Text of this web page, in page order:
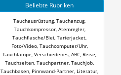
Beliebte Rubriken
Tauchausrüstung, Tauchanzug,
Tauchkompressor, Atemregler,
Tauchflasche/Blei Tarierjacket
Foto/Video, Tauchcomputer/Uhr,
Tauchlampe Verschiedenes ABC Reise
Tauchseiten Tauchpartner Tauchjob
Tauchbasen Pinnwand-Partner Literatur